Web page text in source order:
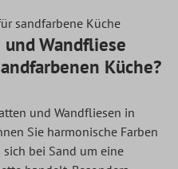
sandfarbene Küche
Wandfliese
Küche?
und Wandfliesen in
Sie harmonische Farben
bei Sand um eine